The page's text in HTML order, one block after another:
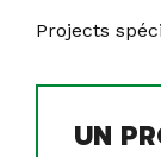
Projects
UN